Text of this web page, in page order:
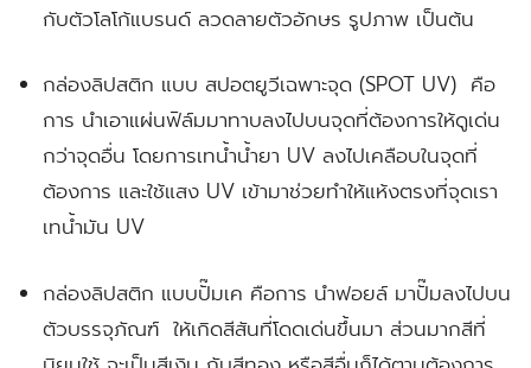
กับตัวโลโก้แบรนด์ ลวดลายตัวอักษร รูปภาพ เป็นต้น
กล่องลิปสติก แบบ สปอตยูวีเฉพาะจุด (SPOT UV) คือ
การ นำเอาแผ่นฟิล์มมาทาบลงไปบนจุดที่ต้องการให้ดูเด่น
กว่าจุดอื่น โดยการเทน้ำน้ำยา UV ลงไปเคลือบในจุดที่
ต้องการ และใช้แสง UV เข้ามาช่วยทำให้แห้งตรงที่จุดเรา
เทน้ำมัน UV
กล่องลิปสติก แบบปั๊มเค คือการ นำฟอยล์ มาปั๊มลงไปบน
ตัวบรรจุภัณฑ์ ให้เกิดสีสันที่โดดเด่นขึ้นมา ส่วนมากสีที่